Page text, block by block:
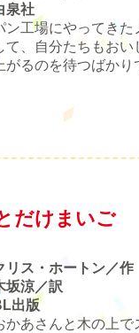
泉社
ン工場にやってき
て、自分たちもお
がるのを待つばか
だけまいご
リス・ホートン／作
坂涼／訳
出版
かあさんと木の上